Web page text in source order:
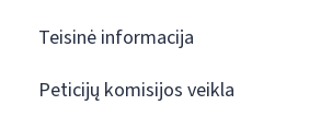
Teisinė informacija
Peticijų komisijos veikla